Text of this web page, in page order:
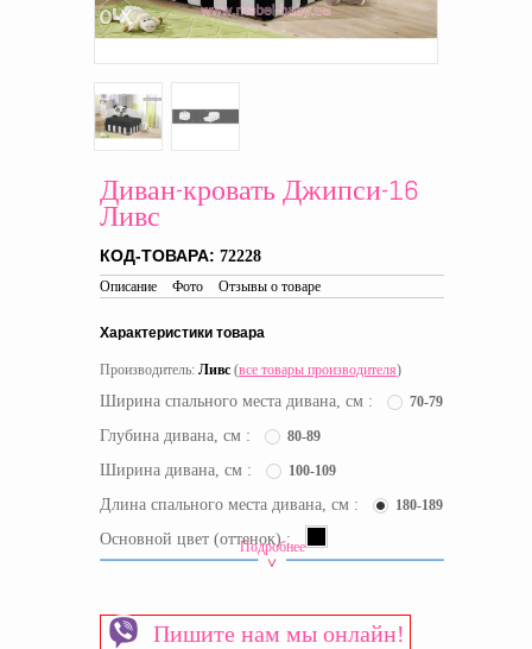
Диван-кровать Джипси-16
Ливс
КОД-ТОВАРА: 72228
Описание Фото Отзывы о товаре
Характеристики товара
Производитель: Ливс (все товары производителя)
Ширина спального места дивана, см : 70-79
Глубина дивана, см : 80-89
Ширина дивана, см : 100-109
Длина спального места дивана, см : 180-189
Основной цвет (оттенок) :
Срок доставки: от 40 р.д.
Подробнее
Пишите нам мы онлайн!